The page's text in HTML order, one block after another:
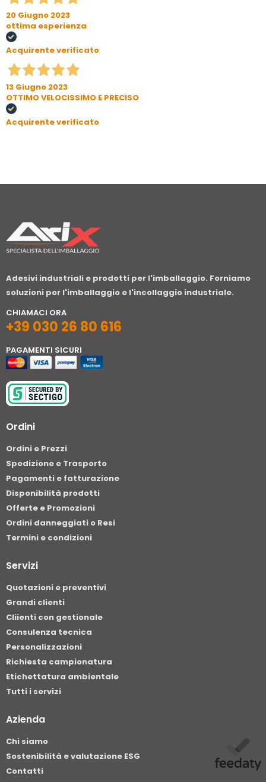
20 Giugno 2023
ottima esperienza
Acquirente verificato
13 Giugno 2023
OTTIMO VELOCISSIMO E PRECISO
Acquirente verificato
Adesivi industriali e prodotti per l'imballaggio. Forniamo
soluzioni per l'imballaggio e l'incollaggio industriale.
CHIAMACI ORA
+39 030 26 80 616
PAGAMENTI SICURI
Ordini
Ordini e Prezzi
Spedizione e Trasporto
Pagamenti e fatturazione
Disponibilità prodotti
Offerte e Promozioni
Ordini danneggiati o Resi
Termini e condizioni
Servizi
Quotazioni e preventivi
Grandi clienti
Cliienti con gestionale
Consulenza tecnica
Personalizzazioni
Richiesta campionatura
Etichettatura ambientale
Tutti i servizi
Azienda
Chi siamo
Sostenibilità e valutazione ESG
Contatti